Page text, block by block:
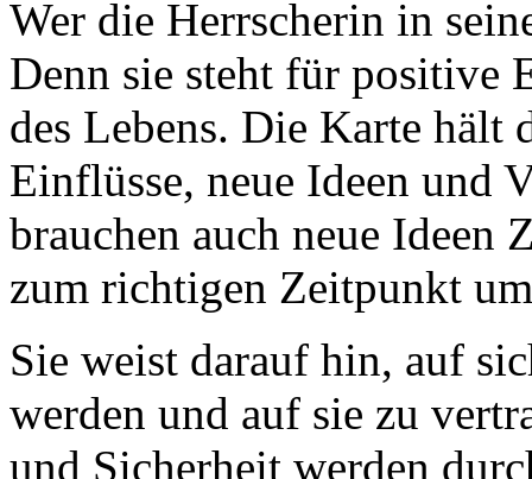
Wer die Herrscherin in
Denn sie steht für positive
des Lebens. Die Karte hält
Einflüsse, neue Ideen und
brauchen auch neue Ideen
zum richtigen Zeitpunkt
Sie weist darauf hin, auf
werden und auf sie zu
und Sicherheit werden